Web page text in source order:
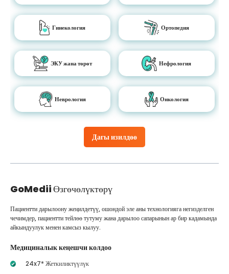
Дагы изилдөө
Гинекология Ортопедия
ЭКУ жана төрөт Нефрология
Неврология Онкология
GoMediiӨзгөчөлүктөрү
Пациентти дарылоону жеңилдетүү, ошондой эле аны технологияга негизделген
чечимдер, пациентти тейлөө тутуму жана дарылоо сапарынын ар бир кадамында
айкындуулук менен камсыз кылуу.
Медициналык кеңешчи колдоо
24x7* Жеткиликтүүлүк